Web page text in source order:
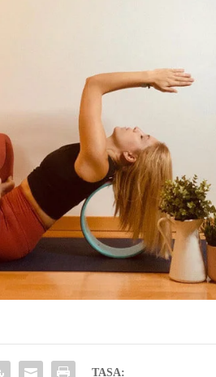
TASA: